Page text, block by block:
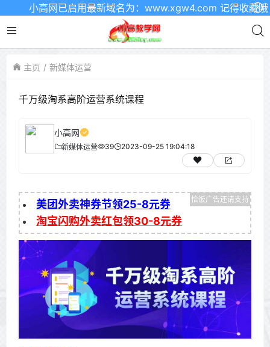
小高网已启用最新域名为：www.xgw4.com 记得收藏哦
主页 新媒体运营
千万级淘系高阶运营系统课程
小高网
新媒体运营 39 2023-09-25 19:04:18
美团外卖神券节领25-8元券
淘宝闪购外卖红包领30-8元券